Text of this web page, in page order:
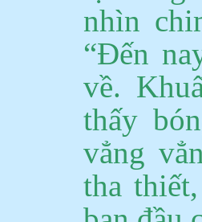
nhìn
“Đến
về.
thấy
vẳng
tha